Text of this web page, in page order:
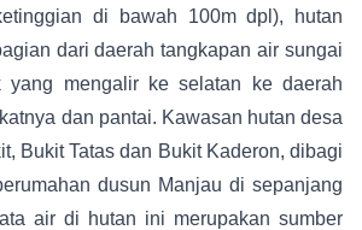
di bawah 100m dpl), hutan
dari daerah tangkapan air sungai
yang mengalir ke selatan ke daerah
dan pantai. Kawasan hutan desa
Bukit Tatas dan Bukit Kaderon, dibagi
dusun Manjau di sepanjang
air di hutan ini merupakan sumber